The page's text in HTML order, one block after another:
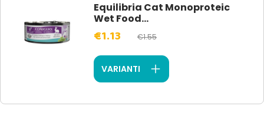
Equilibria Cat Monoproteic
Wet Food...
€1.13 €1.55
VARIANTI